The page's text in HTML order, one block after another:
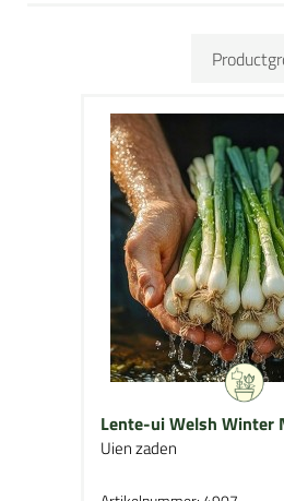
Lente-ui Welsh Winter
Uien zaden